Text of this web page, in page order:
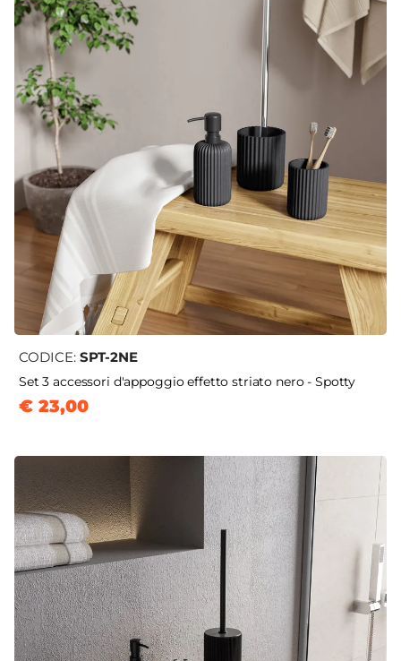
CODICE: SPT-2NE
Set 3 accessori d'appoggio effetto striato nero - Spotty
€ 23,00